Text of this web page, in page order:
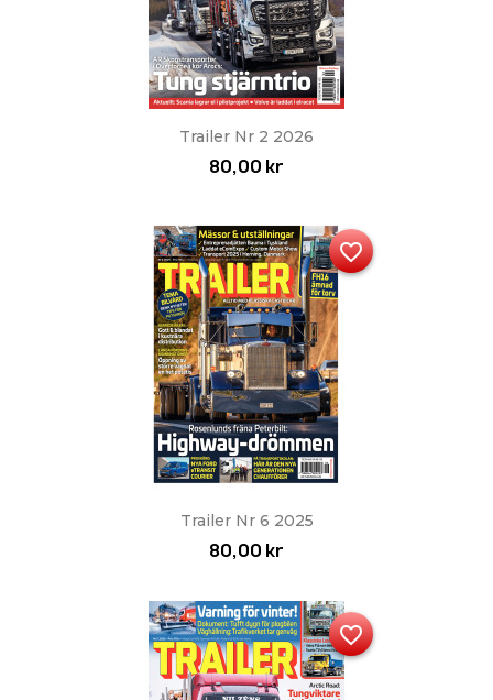
Trailer Nr 2 2026
80,00 kr
Trailer Nr 6 2025
80,00 kr
favorite_border
favorite_border